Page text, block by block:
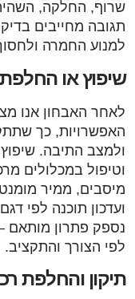
שרוף, החלקה,
תגובה מחייבים
למנוע החמרה
שיפוץ או החלפת
לאחר האבחון אנו
האפשרויות, כך
ולמצב התיבה.
וטיפול במכלולים
מיסבים, ממיר
ועדכון תוכנה לפי
נספק פתרון מותאם
לפי הצורך והתקציב.
תיקון והחלפת